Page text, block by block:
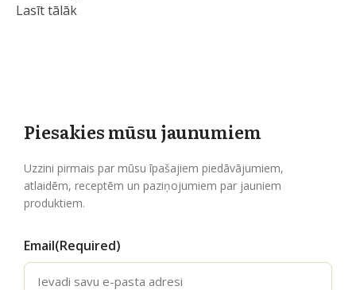
Lasīt tālāk
Piesakies mūsu jaunumiem
Uzzini pirmais par mūsu īpašajiem piedāvājumiem,
atlaidēm, receptēm un paziņojumiem par jauniem
produktiem.
Email(Required)